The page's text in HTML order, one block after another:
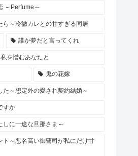
～Perfume～
ら～冷徹カレとの甘すぎる同居
誰か夢だと言ってくれ
を憎むあなたと
鬼の花嫁
た～想定外の愛され契約結婚～
すか
しに一途な旦那さま～
ト～悪名高い御曹司が私にだけ甘